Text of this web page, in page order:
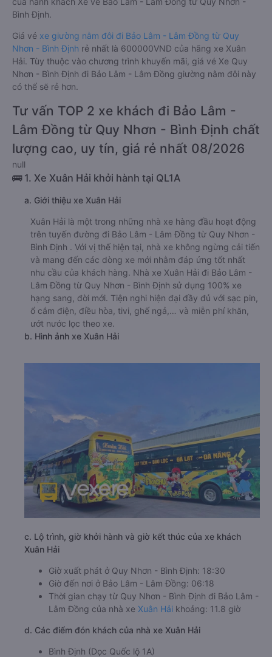
Bình Định.
Giá vé xe giường nằm đôi đi Bảo Lâm - Lâm Đồng từ Quy
Nhơn - Bình Định rẻ nhất là 600000VND của hãng xe Xuân
Hải. Tùy thuộc vào chương trình khuyến mãi, giá vé Xe Quy
Nhơn - Bình Định đi Bảo Lâm - Lâm Đồng giường nằm đôi này
có thể sẽ rẻ hơn.
Tư vấn TOP 2 xe khách đi Bảo Lâm -
Lâm Đồng từ Quy Nhơn - Bình Định chất
lượng cao, uy tín, giá rẻ nhất 08/2026
null
🚌 1. Xe Xuân Hải khởi hành tại QL1A
a. Giới thiệu xe Xuân Hải
Xuân Hải là một trong những nhà xe hàng đầu hoạt động
trên tuyến đường đi Bảo Lâm - Lâm Đồng từ Quy Nhơn -
Bình Định . Với vị thế hiện tại, nhà xe không ngừng cải tiến
và mang đến các dòng xe mới nhằm đáp ứng tốt nhất
nhu cầu của khách hàng. Nhà xe Xuân Hải đi Bảo Lâm -
Lâm Đồng từ Quy Nhơn - Bình Định sử dụng 100% xe
hạng sang, đời mới. Tiện nghi hiện đại đầy đủ với sạc pin,
ổ cắm điện, điều hòa, tivi, ghế ngả,… và miễn phí khăn,
ướt nước lọc theo xe.
b. Hình ảnh xe Xuân Hải
c. Lộ trình, giờ khởi hành và giờ kết thúc của xe khách
Xuân Hải
Giờ xuất phát ở Quy Nhơn - Bình Định: 18:30
Giờ đến nơi ở Bảo Lâm - Lâm Đồng: 06:18
Thời gian chạy từ Quy Nhơn - Bình Định đi Bảo Lâm -
Lâm Đồng của nhà xe Xuân Hải khoảng: 11.8 giờ
d. Các điểm đón khách của nhà xe Xuân Hải
Bình Định (Dọc Quốc lộ 1A)